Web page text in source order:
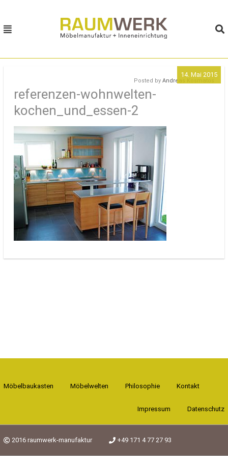
HOME
MÖBELWELTEN
KONTAKT
14. Mai 2015
Posted by Andreas Kosmatos
referenzen-wohnwelten-
kochen_und_essen-2
Möbelbaukasten Möbelwelten Philosophie Kontakt
Impressum Datenschutz
2016 raumwerk-manufaktur +49 171 4 77 27 93